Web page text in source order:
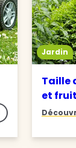
Jardin
Taille
et